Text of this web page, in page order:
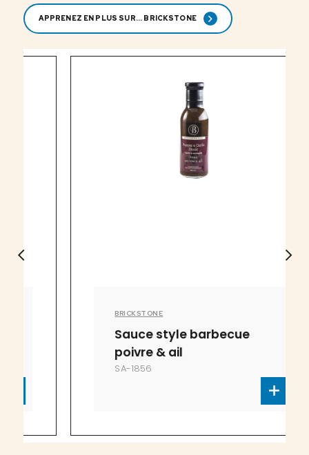
APPRENEZ EN PLUS SUR... BRICKSTONE
BRICKSTONE
Sauce style barbecue
poivre & ail
SA-1856